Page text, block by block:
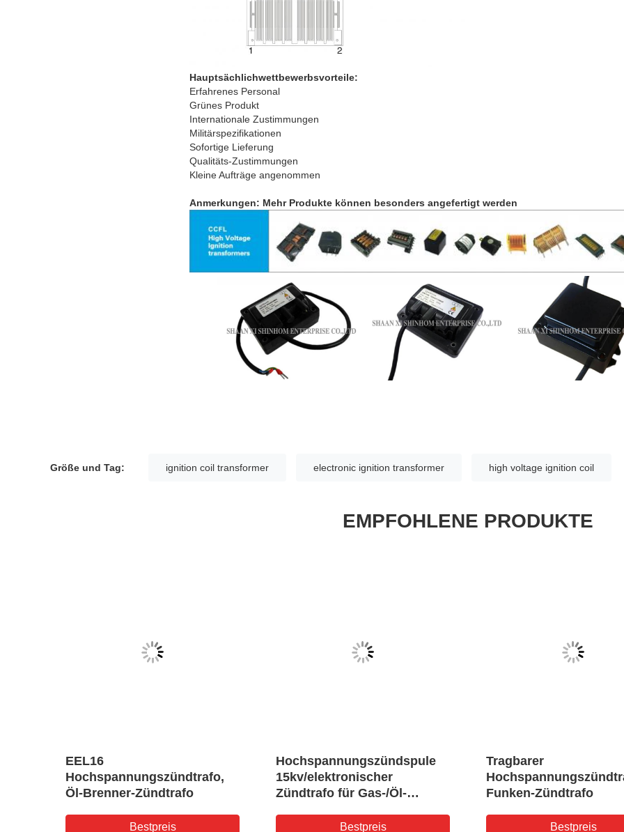
Hauptsächlichwettbewerbsvorteile:
Erfahrenes Personal
Grünes Produkt
Internationale Zustimmungen
Militärspezifikationen
Sofortige Lieferung
Qualitäts-Zustimmungen
Kleine Aufträge angenommen
Anmerkungen: Mehr Produkte können besonders angefertigt werden
Größe und Tag: ignition coil transformer electronic ignition transformer high voltage ignition coil
EMPFOHLENE PRODUKTE
EEL16
Hochspannungszündtrafo,
Öl-Brenner-Zündtrafo
Bestpreis
Hochspannungszündspule
15kv/elektronischer
Zündtrafo für Gas-/Öl-
Bestpreis
Tragbarer
Funken-Zündtrafo
Bestpreis